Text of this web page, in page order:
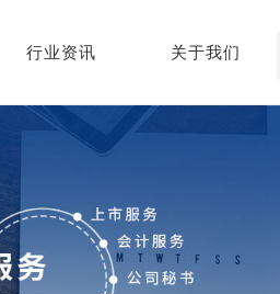
行业资讯 关于我们